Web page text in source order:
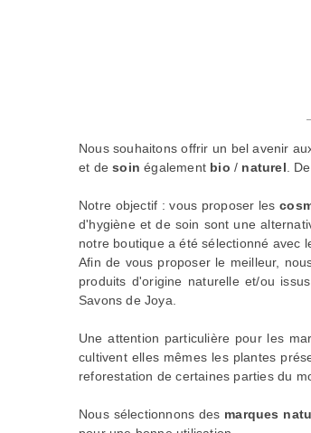
Nous souhaitons offrir un bel avenir
et desoin également bio / naturel .
Notre objectif : vous proposer les
d'hygiène et de soin sont une
notre boutique a été sélectionné avec
Afin de vous proposer le meilleur,
produits d'origine naturelle et/ou
Savons de Joya
Une attention particulière pour les
cultivent elles mêmes les plantes
reforestation de certaines parties du
Nous sélectionnons des marques